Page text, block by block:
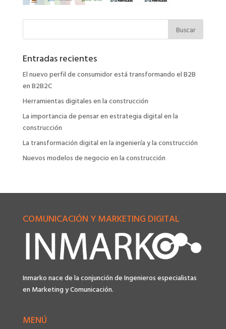
Entradas recientes
El nuevo perfil de consumidor está transformando el B2B
en B2B2C
Herramientas digitales en la construcción
La importancia de pensar en estrategia digital en la
construcción
La transformación digital en la ingeniería y la construcción
Nuevos modelos de negocio en la construcción
COMUNICACIÓN Y MARKETING DIGITAL
Inmarko nace de la conjunción de Ingenieros especialistas
en Marketing y Comunicación.
MENÚ